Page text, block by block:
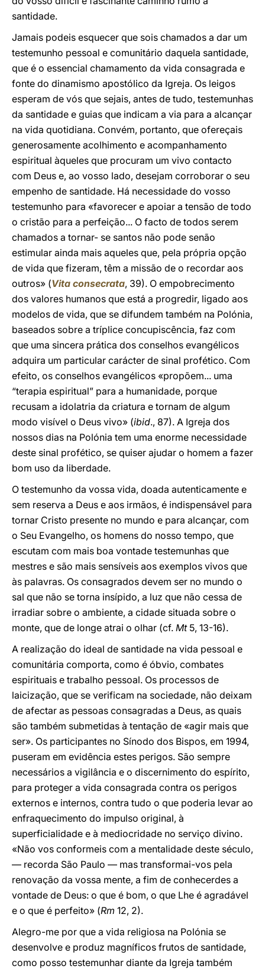
santidade.
Jamais podeis esquecer que sois chamados a dar um
testemunho pessoal e comunitário daquela santidade,
que é o essencial chamamento da vida consagrada e
fonte do dinamismo apostólico da Igreja. Os leigos
esperam de vós que sejais, antes de tudo, testemunhas
da santidade e guias que indicam a via para a alcançar
na vida quotidiana. Convém, portanto, que ofereçais
generosamente acolhimento e acompanhamento
espiritual àqueles que procuram um vivo contacto
com Deus e, ao vosso lado, desejam corroborar o seu
empenho de santidade. Há necessidade do vosso
testemunho para «favorecer e apoiar a tensão de todo
o cristão para a perfeição... O facto de todos serem
chamados a tornar- se santos não pode senão
estimular ainda mais aqueles que, pela própria opção
de vida que fizeram, têm a missão de o recordar aos
outros» (Vita consecrata, 39). O empobrecimento
dos valores humanos que está a progredir, ligado aos
modelos de vida, que se difundem também na Polónia,
baseados sobre a tríplice concupiscência, faz com
que uma sincera prática dos conselhos evangélicos
adquira um particular carácter de sinal profético. Com
efeito, os conselhos evangélicos «propõem... uma
“terapia espiritual” para a humanidade, porque
recusam a idolatria da criatura e tornam de algum
modo visível o Deus vivo» (ibid., 87). A Igreja dos
nossos dias na Polónia tem uma enorme necessidade
deste sinal profético, se quiser ajudar o homem a fazer
bom uso da liberdade.
O testemunho da vossa vida, doada autenticamente e
sem reserva a Deus e aos irmãos, é indispensável para
tornar Cristo presente no mundo e para alcançar, com
o Seu Evangelho, os homens do nosso tempo, que
escutam com mais boa vontade testemunhas que
mestres e são mais sensíveis aos exemplos vivos que
às palavras. Os consagrados devem ser no mundo o
sal que não se torna insípido, a luz que não cessa de
irradiar sobre o ambiente, a cidade situada sobre o
monte, que de longe atrai o olhar (cf. Mt5, 13-16).
A realização do ideal de santidade na vida pessoal e
comunitária comporta, como é óbvio, combates
espirituais e trabalho pessoal. Os processos de
laicização, que se verificam na sociedade, não deixam
de afectar as pessoas consagradas a Deus, as quais
são também submetidas à tentação de «agir mais que
ser». Os participantes no Sínodo dos Bispos, em 1994,
puseram em evidência estes perigos. São sempre
necessários a vigilância e o discernimento do espírito,
para proteger a vida consagrada contra os perigos
externos e internos, contra tudo o que poderia levar ao
enfraquecimento do impulso original, à
superficialidade e à mediocridade no serviço divino.
«Não vos conformeis com a mentalidade deste século,
— recorda São Paulo — mas transformai-vos pela
renovação da vossa mente, a fim de conhecerdes a
vontade de Deus: o que é bom, o que Lhe é agradável
e o que é perfeito» (Rm 12, 2).
Alegro-me por que a vida religiosa na Polónia se
desenvolve e produz magníficos frutos de santidade,
como posso testemunhar diante da Igreja também